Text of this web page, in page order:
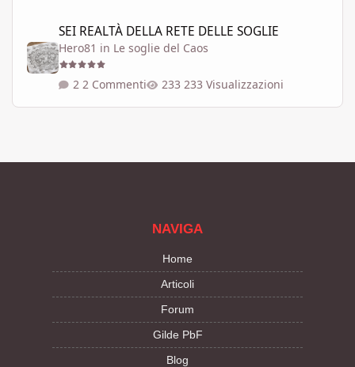
SEI REALTÀ DELLA RETE DELLE SOGLIE
Hero81 in Le soglie del Caos
2 Commenti 233 Visualizzazioni
NAVIGA
Home
Articoli
Forum
Gilde PbF
Blog